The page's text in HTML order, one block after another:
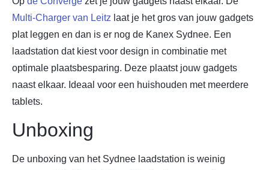
Multi-Charger van Leitz laat je het gros van jouw gadgets
plat leggen en dan is er nog de Kanex Sydnee. Een
laadstation dat kiest voor design in combinatie met
optimale plaatsbesparing. Deze plaatst jouw gadgets
naast elkaar. Ideaal voor een huishouden met meerdere
tablets.
Unboxing
De unboxing van het Sydnee laadstation is weinig